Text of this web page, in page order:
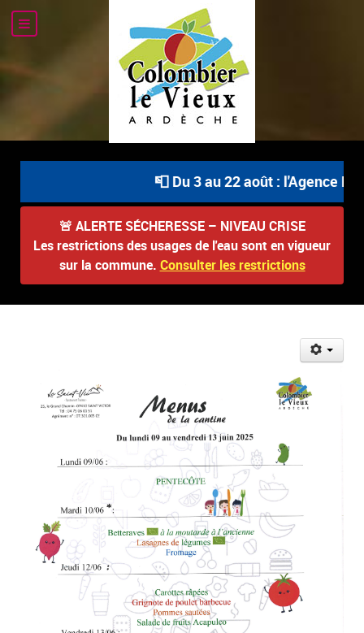
📮 Du 3 au 22 août : l'Agence
🚨 ALERTE SÉCHERESSE – NIVEAU CRISE
Les restrictions des usages de l'eau sont en vigueur
sur la commune. Consulter les restrictions